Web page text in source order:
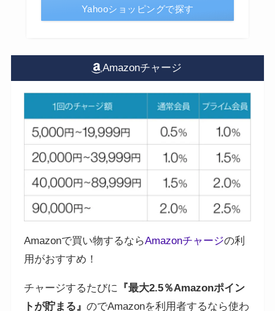
Yahooショッピングで探す
Amazonチャージ
Amazonで買い物するならAmazonチャージの利
用がおすすめ！
チャージするたびに 『最大2.5％Amazonポイン
トが貯まる』のでAmazonを利用者するなら使わ